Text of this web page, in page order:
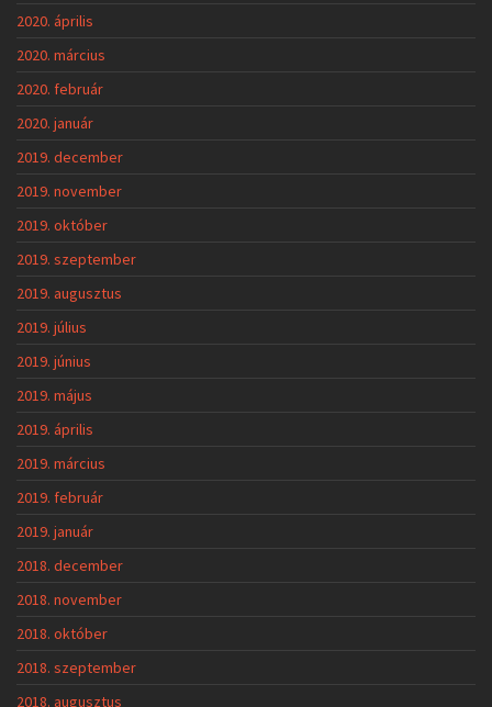
2020. április
2020. március
2020. február
2020. január
2019. december
2019. november
2019. október
2019. szeptember
2019. augusztus
2019. július
2019. június
2019. május
2019. április
2019. március
2019. február
2019. január
2018. december
2018. november
2018. október
2018. szeptember
2018. augusztus